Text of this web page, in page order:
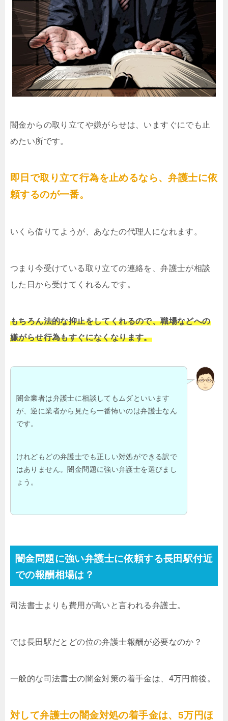
闇金からの取り立てや嫌がらせは、いますぐにでも止
めたい所です。
即日で取り立て行為を止めるなら、弁護士に依
頼するのが一番。
いくら借りてようが、あなたの代理人になれます。
つまり今受けている取り立ての連絡を、弁護士が相談
した日から受けてくれるんです。
もちろん法的な抑止をしてくれるので、職場などへの
嫌がらせ行為もすぐになくなります。
闇金業者は弁護士に相談してもムダといいます
が、逆に業者から見たら一番怖いのは弁護士なん
です。
けれどもどの弁護士でも正しい対処ができる訳で
はありません。闇金問題に強い弁護士を選びまし
ょう。
闇金問題に強い弁護士に依頼する長田駅付近
での報酬相場は？
司法書士よりも費用が高いと言われる弁護士。
では長田駅だとどの位の弁護士報酬が必要なのか？
一般的な司法書士の闇金対策の着手金は、4万円前後。
対して弁護士の闇金対処の着手金は、5万円ほ